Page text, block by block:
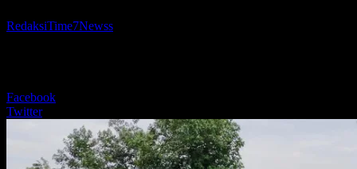
RedaksiTime7Newss
Facebook
Twitter